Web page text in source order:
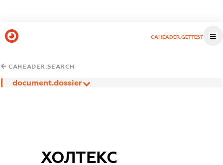
CAHEADER.GETTEST
CAHEADER.SEARCH
document.dossier
ХОЛТЕКС